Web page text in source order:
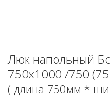
Люк напольный
750х1000 /750
( длина 750мм *